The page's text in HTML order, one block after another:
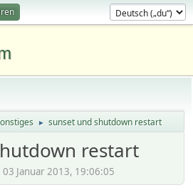
► sunset und shutdown restart
restart
Januar 2013, 19:06:05